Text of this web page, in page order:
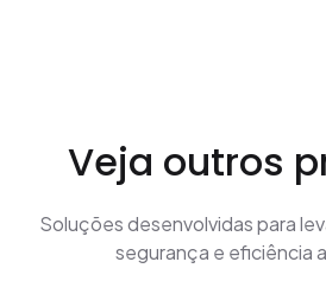
Veja outros
Soluções desenvolvidas para
segurança e eficiência